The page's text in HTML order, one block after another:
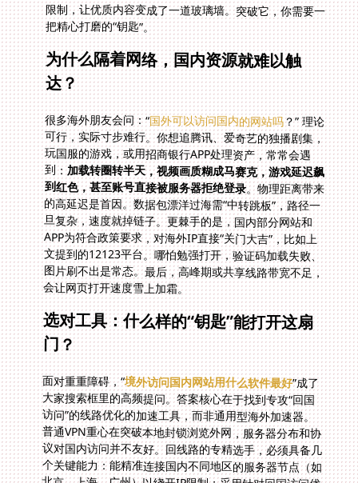
把精心打磨的“钥匙”。
为什么隔着网络，国内资源就难以触
达？
很多海外朋友会问：“国外可以访问国内的网站吗？” 理论
可行，实际寸步难行。你想追腾讯、爱奇艺的独播剧集，
玩国服的游戏，或用招商银行APP处理资产，常常会遇
到：加载转圈转半天，视频画质糊成马赛克，游戏延迟飙
到红色，甚至账号直接被服务器拒绝登录。物理距离带来
的高延迟是首因。数据包漂洋过海需“中转跳板”，路径一
旦复杂，速度就掉链子。更棘手的是，国内部分网站和
APP为符合政策要求，对海外IP直接“关门大吉”，比如上
文提到的12123平台。哪怕勉强打开，验证码加载失败、
图片刷不出是常态。最后，高峰期或共享线路带宽不足，
会让网页打开速度雪上加霜。
选对工具：什么样的“钥匙”能打开这扇
门？
面对重重障碍，“境外访问国内网站用什么软件最好”成了
大家搜索框里的高频提问。答案核心在于找到专攻“回国
访问”的线路优化的加速工具，而非通用型海外加速器。
普通VPN重心在突破本地封锁浏览外网，服务器分布和协
议对国内访问并不友好。回线路的专精选手，必须具备几
个关键能力：能精准连接国内不同地区的服务器节点（如
北京、上海、广州）以绕开IP限制；采用针对回国访问优
化的网络协议，抵抗长距离传输的损耗；更重要的是，能
智能分配流量，让视频、游戏、网页等不同类型数据走最
合适的通道。这才能破解海外看B站直播卡顿、玩网易游